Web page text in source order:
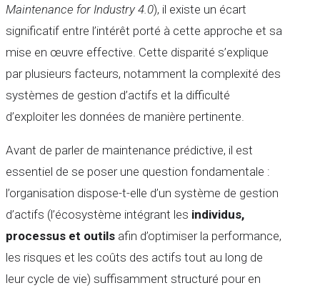
Maintenance for Industry 4.0), il existe un écart
significatif entre l’intérêt porté à cette approche et sa
mise en œuvre effective. Cette disparité s’explique
par plusieurs facteurs, notamment la complexité des
systèmes de gestion d’actifs et la difficulté
d’exploiter les données de manière pertinente.
Avant de parler de maintenance prédictive, il est
essentiel de se poser une question fondamentale :
l’organisation dispose-t-elle d’un système de gestion
d’actifs (l’écosystème intégrant les individus,
processus et outils afin d’optimiser la performance,
les risques et les coûts des actifs tout au long de
leur cycle de vie) suffisamment structuré pour en